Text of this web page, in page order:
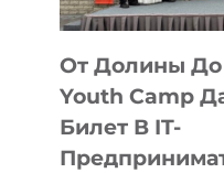
От Долины До
Youth Camp
Билет В IT-